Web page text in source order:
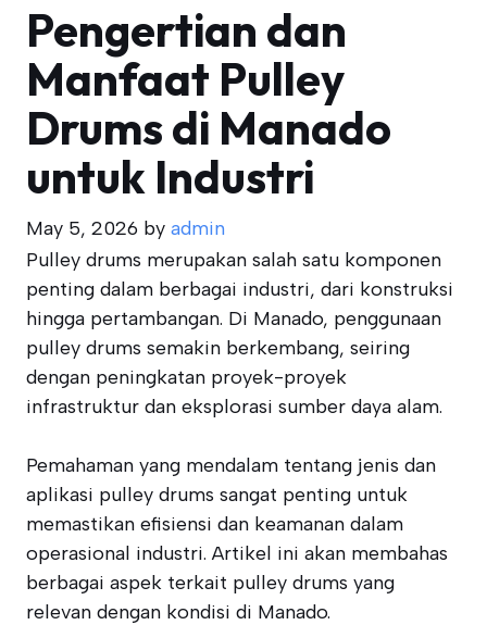
Pengertian dan
Manfaat Pulley
Drums di Manado
untuk Industri
May 5, 2026 by admin
Pulley drums merupakan salah satu komponen
penting dalam berbagai industri, dari konstruksi
hingga pertambangan. Di Manado, penggunaan
pulley drums semakin berkembang, seiring
dengan peningkatan proyek-proyek
infrastruktur dan eksplorasi sumber daya alam.
Pemahaman yang mendalam tentang jenis dan
aplikasi pulley drums sangat penting untuk
memastikan efisiensi dan keamanan dalam
operasional industri. Artikel ini akan membahas
berbagai aspek terkait pulley drums yang
relevan dengan kondisi di Manado.